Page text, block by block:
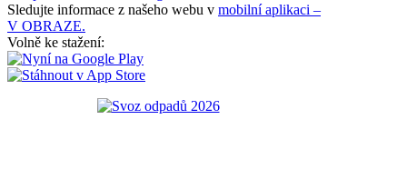
Sledujte informace z našeho webu v mobilní aplikaci –
V OBRAZE.
Volně ke stažení: